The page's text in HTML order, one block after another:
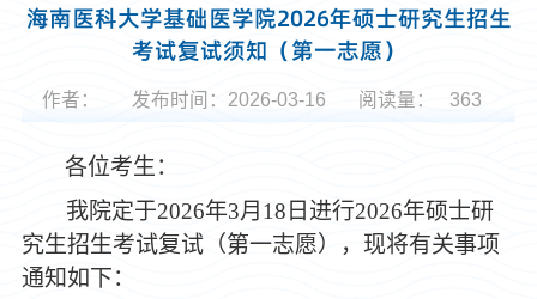
海南医科大学基础医学院2026年硕士研究生招生
考试复试须知（第一志愿）
作者： 发布时间：2026-03-16 阅读量： 363
各位考生：
我院定于2026年3月18日 进行2026年硕士研
究生招生考试复试（第一志愿），现将有关事项
通知如下：